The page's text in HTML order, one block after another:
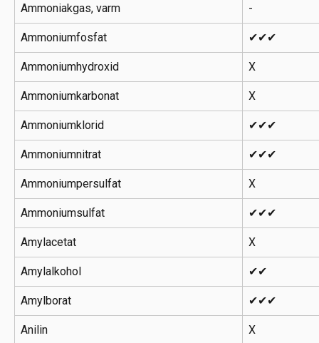
Ammoniakgas, varm -
Ammoniumfosfat ✔✔✔
Ammoniumhydroxid X
Ammoniumkarbonat X
Ammoniumklorid ✔✔✔
Ammoniumnitrat ✔✔✔
Ammoniumpersulfat X
Ammoniumsulfat ✔✔✔
Amylacetat X
Amylalkohol ✔✔
Amylborat ✔✔✔
Anilin X